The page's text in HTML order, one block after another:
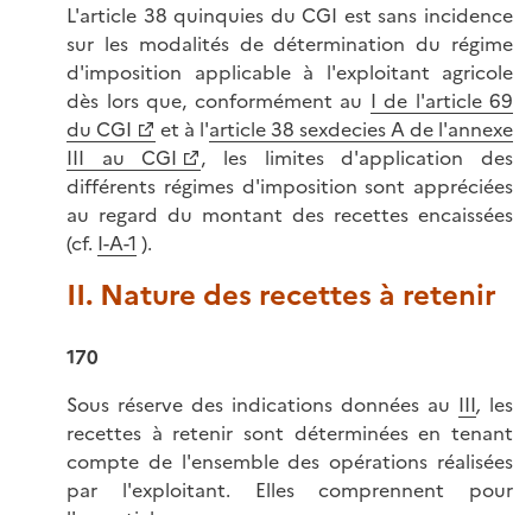
L'article 38 quinquies du CGI est sans incidence
sur les modalités de détermination du régime
d'imposition applicable à l'exploitant agricole
dès lors que, conformément au I de l'article 69
du CGI
et à l'article 38 sexdecies A de l'annexe
III au CGI
, les limites d'application des
différents régimes d'imposition sont appréciées
au regard du montant des recettes encaissées
(cf. I-A-1 ).
II. Nature des recettes à retenir
170
Sous réserve des indications données au III, les
recettes à retenir sont déterminées en tenant
compte de l'ensemble des opérations réalisées
par l'exploitant. Elles comprennent pour